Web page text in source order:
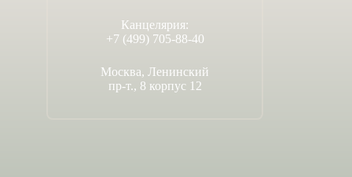
Канцелярия:
+7 (499) 705-88-40
Москва, Ленинский
пр-т., 8 корпус 12